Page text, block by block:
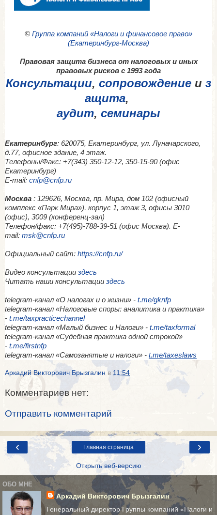
© Группа компаний «Налоги и финансовое право»
(Екатеринбург-Москва)
Правовая защита бизнеса от налоговых и иных
правовых рисков с 1993 года
Консультации, сопровождение и з
ащита,
аудит, семинары
Екатеринбург: 620075, Екатеринбург, ул. Луначарского,
д.77, офисное здание, 4 этаж.
Телефоны/Факс: +7(343) 350-12-12, 350-15-90 (офис
Екатеринбург)
E-mail: cnfp@cnfp.ru
Москва : 129626, Москва, пр. Мира, дом 102 (офисный
комплекс «Парк Мира»), корпус 1, этаж 3, офисы 3010
(офис), 3009 (конференц-зал)
Телефон/факс: +7(495)-788-39-51 (офис Москва). E-
mail: msk@cnfp.ru
Официальный сайт: https://cnfp.ru/
Видео консультации здесь
Читать наши консультации здесь
telegram-канал «О налогах и о жизни» - t.me/gknfp
telegram-канал «Налоговые споры: аналитика и практика»
- t.me/taxpracticechannel
telegram-канал «Малый бизнес и Налоги» - t.me/taxformal
telegram-канал «​Судебная практика одной строкой»
- t.me/firstnfp
telegram-канал «​Самозанятые и налоги» - t.me/taxeslaws
Аркадий Викторович Брызгалин в 11:54
Комментариев нет:
Отправить комментарий
‹ ›
Главная страница
Открыть веб-версию
ОБО МНЕ
Аркадий Викторович Брызгалин
Генеральный директор Группы компаний «Налоги и